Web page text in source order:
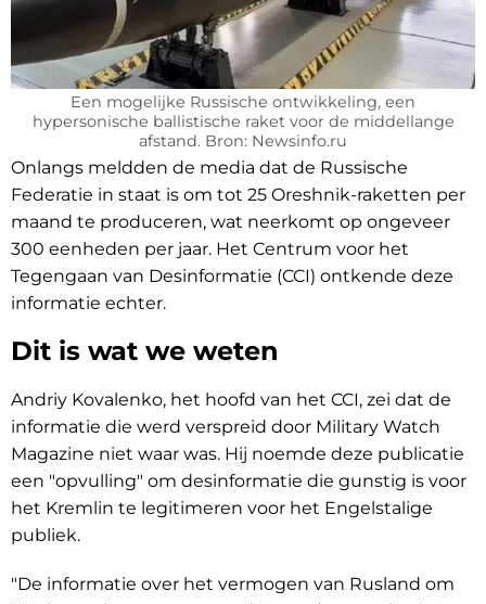
Een mogelijke Russische ontwikkeling, een
hypersonische ballistische raket voor de middellange
afstand. Bron: Newsinfo.ru
Onlangs meldden de media dat de Russische
Federatie in staat is om tot 25 Oreshnik-raketten per
maand te produceren, wat neerkomt op ongeveer
300 eenheden per jaar. Het Centrum voor het
Tegengaan van Desinformatie (CCI) ontkende deze
informatie echter.
Dit is wat we weten
Andriy Kovalenko, het hoofd van het CCI, zei dat de
informatie die werd verspreid door Military Watch
Magazine niet waar was. Hij noemde deze publicatie
een "opvulling" om desinformatie die gunstig is voor
het Kremlin te legitimeren voor het Engelstalige
publiek.
"De informatie over het vermogen van Rusland om